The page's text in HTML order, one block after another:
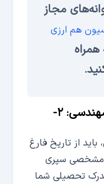
مجاز
هم ارزی
همراه
شرایط شرکت در آزمون نظام مهندسی: ۲-
از تاریخ فارغ
مشخصی سپری
تحصیلی شما